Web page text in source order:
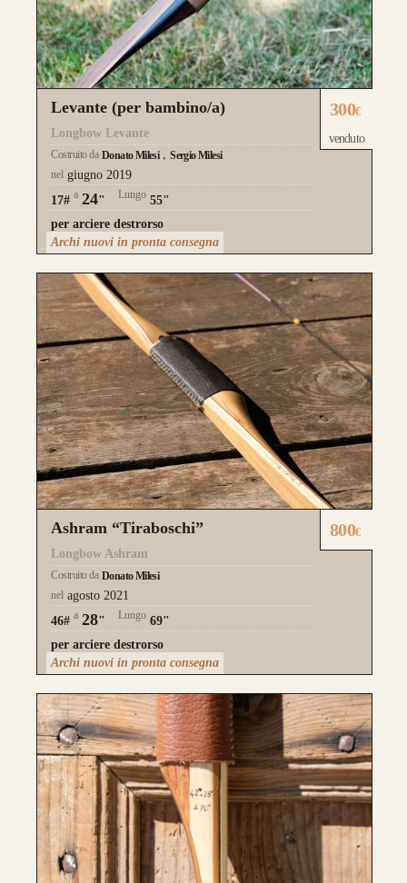
Levante (per bambino/a)
Longbow Levante
Costruito da Donato Milesi
Sergio Milesi
nel giugno 2019
17# a 24" Lungo 55"
per arciere destrorso
300€
venduto
Archi nuovi in pronta consegna
Ashram “Tiraboschi”
Longbow Ashram
Costruito da Donato Milesi
nel agosto 2021
46# a 28" Lungo 69"
per arciere destrorso
800€
Archi nuovi in pronta consegna